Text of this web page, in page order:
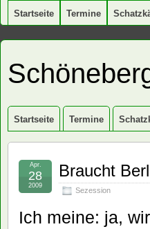
Startseite Termine
Startseite Termine
Braucht
Sezession
Apr.
28
2009
Ich meine: ja,